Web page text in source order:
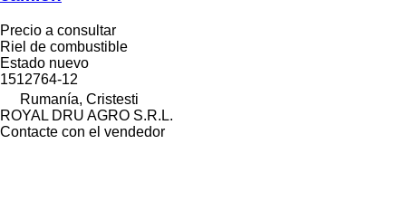
Precio a consultar
Riel de combustible
Estado nuevo
1512764-12
Rumanía, Cristesti
ROYAL DRU AGRO S.R.L.
Contacte con el vendedor